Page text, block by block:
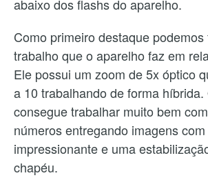
abaixo dos flashs do aparelho.
Como primeiro destaque
trabalho que o aparelho faz em
Ele possui um zoom de 5x óptico
a 10 trabalhando de forma híbrida.
consegue trabalhar muito bem
números entregando imagens
impressionante e uma
chapéu.